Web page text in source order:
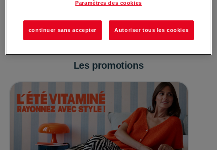
Les promotions
Paramètres des cookies
continuer sans accepter Autoriser tous les cookies